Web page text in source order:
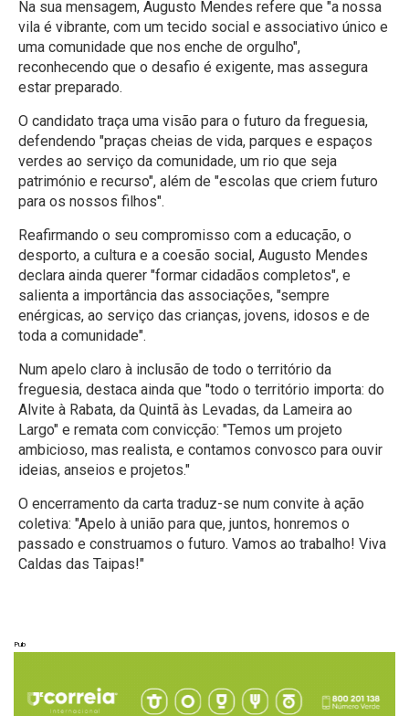
Na sua mensagem, Augusto Mendes refere que "a nossa
vila é vibrante, com um tecido social e associativo único e
uma comunidade que nos enche de orgulho",
reconhecendo que o desafio é exigente, mas assegura
estar preparado.
O candidato traça uma visão para o futuro da freguesia,
defendendo "praças cheias de vida, parques e espaços
verdes ao serviço da comunidade, um rio que seja
património e recurso", além de "escolas que criem futuro
para os nossos filhos".
Reafirmando o seu compromisso com a educação, o
desporto, a cultura e a coesão social, Augusto Mendes
declara ainda querer "formar cidadãos completos", e
salienta a importância das associações, "sempre
enérgicas, ao serviço das crianças, jovens, idosos e de
toda a comunidade".
Num apelo claro à inclusão de todo o território da
freguesia, destaca ainda que "todo o território importa: do
Alvite à Rabata, da Quintã às Levadas, da Lameira ao
Largo" e remata com convicção: "Temos um projeto
ambicioso, mas realista, e contamos convosco para ouvir
ideias, anseios e projetos."
O encerramento da carta traduz-se num convite à ação
coletiva: "Apelo à união para que, juntos, honremos o
passado e construamos o futuro. Vamos ao trabalho! Viva
Caldas das Taipas!"
Pub